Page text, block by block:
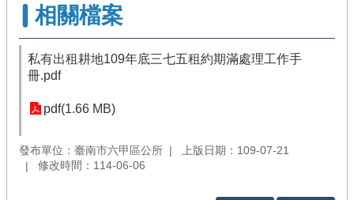
相關檔案
私有出租耕地109年底三七五租約期滿處理工作手
冊.pdf
pdf(1.66 MB)
發布單位：臺南市六甲區公所
上版日期：109-07-21
修改時間：114-06-06